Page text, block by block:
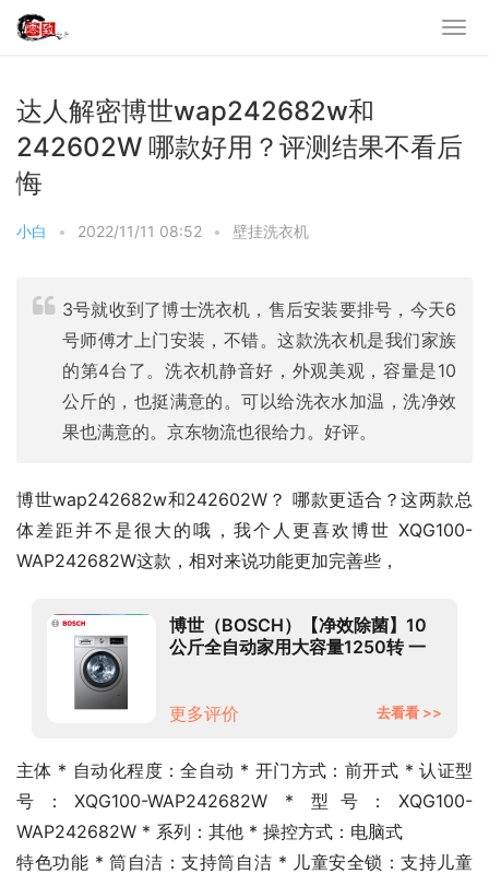
达人解密博世wap242682w和
242602W 哪款好用？评测结果不看后
悔
小白 • 2022/11/11 08:52 • 壁挂洗衣机
3号就收到了博士洗衣机，售后安装要排号，今天6
号师傅才上门安装，不错。这款洗衣机是我们家族
的第4台了。洗衣机静音好，外观美观，容量是10
公斤的，也挺满意的。可以给洗衣水加温，洗净效
果也满意的。京东物流也很给力。好评。
博世wap242682w和242602W？ 哪款更适合？这两款总
体差距并不是很大的哦，我个人更喜欢博世 XQG100-
WAP242682W这款，相对来说功能更加完善些，
博世（BOSCH）【净效除菌】10
公斤全自动家用大容量1250转 一
更多评价
去看看 >>
主体 * 自动化程度：全自动 * 开门方式：前开式 * 认证型
号：XQG100-WAP242682W * 型号：XQG100-
WAP242682W * 系列：其他 * 操控方式：电脑式
特色功能 * 筒自洁：支持筒自洁 * 儿童安全锁：支持儿童